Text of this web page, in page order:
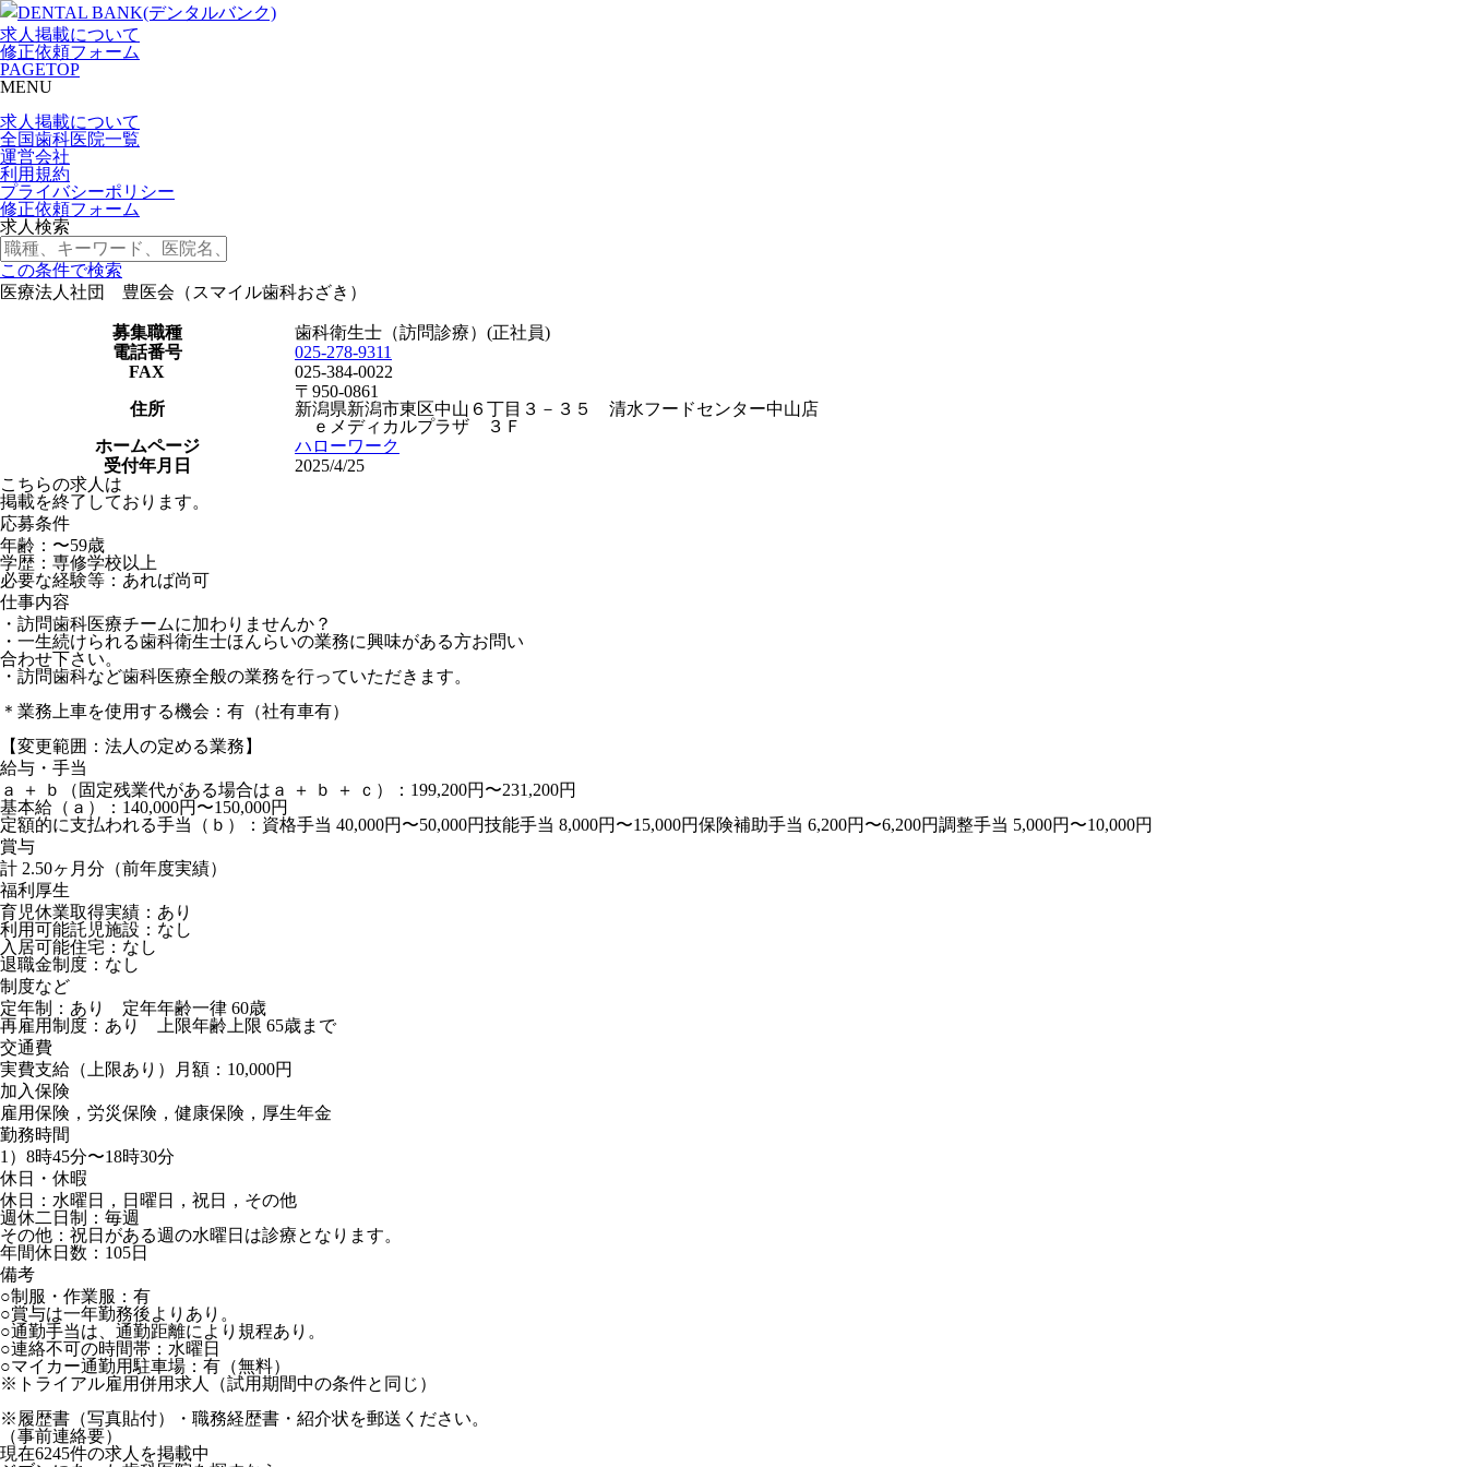
求人掲載について
修正依頼フォーム
PAGETOP
MENU
求人掲載について
全国歯科医院一覧
運営会社
利用規約
プライバシーポリシー
修正依頼フォーム
求人検索
この条件で検索
医療法人社団 豊医会（スマイル歯科おざき）
募集職種
歯科衛生士（訪問診療）(正社員)
電話番号
025-278-9311
FAX
025-384-0022
住所
〒950-0861
新潟県新潟市東区中山６丁目３－３５ 清水フードセンター中山店
ｅメディカルプラザ ３Ｆ
ホームページ
ハローワーク
受付年月日
2025/4/25
こちらの求人は
掲載を終了しております。
応募条件
年齢：〜59歳
学歴：専修学校以上
必要な経験等：あれば尚可
仕事内容
・訪問歯科医療チームに加わりませんか？
・一生続けられる歯科衛生士ほんらいの業務に興味がある方お問い
合わせ下さい。
・訪問歯科など歯科医療全般の業務を行っていただきます。
＊業務上車を使用する機会：有（社有車有）
【変更範囲：法人の定める業務】
給与・手当
ａ ＋ ｂ（固定残業代がある場合はａ ＋ ｂ ＋ ｃ）：199,200円〜231,200円
基本給（ａ）：140,000円〜150,000円
定額的に支払われる手当（ｂ）：資格手当 40,000円〜50,000円技能手当 8,000円〜15,000円保険補助手当 6,200円〜6,200円調整手当 5,000円〜10,000円
賞与
計 2.50ヶ月分（前年度実績）
福利厚生
育児休業取得実績：あり
利用可能託児施設：なし
入居可能住宅：なし
退職金制度：なし
制度など
定年制：あり 定年年齢一律 60歳
再雇用制度：あり 上限年齢上限 65歳まで
交通費
実費支給（上限あり）月額：10,000円
加入保険
雇用保険，労災保険，健康保険，厚生年金
勤務時間
1）8時45分〜18時30分
休日・休暇
休日：水曜日，日曜日，祝日，その他
週休二日制：毎週
その他：祝日がある週の水曜日は診療となります。
年間休日数：105日
備考
○制服・作業服：有
○賞与は一年勤務後よりあり。
○通勤手当は、通勤距離により規程あり。
○連絡不可の時間帯：水曜日
○マイカー通勤用駐車場：有（無料）
※トライアル雇用併用求人（試用期間中の条件と同じ）
※履歴書（写真貼付）・職務経歴書・紹介状を郵送ください。
（事前連絡要）
現在6245件の求人を掲載中